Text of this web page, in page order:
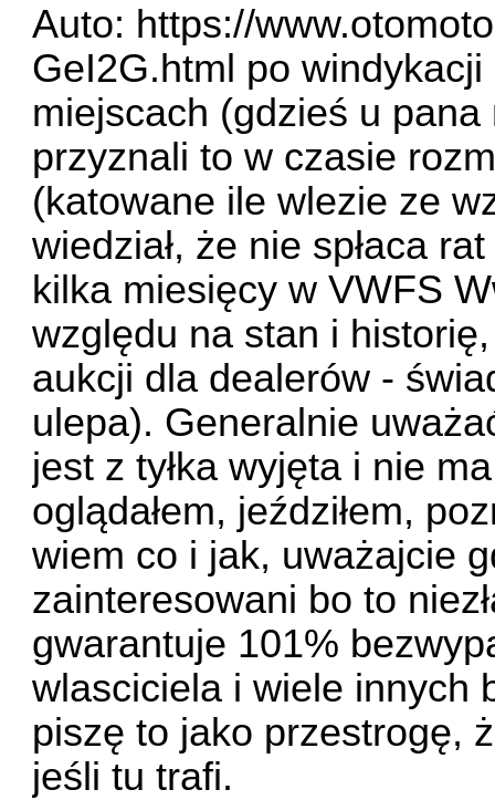
Auto: https://
GeI2G.html po
miejscach (gdzieś u
przyznali to w czasie
(katowane ile wlezie ze
wiedział, że nie spłaca
kilka miesięcy w VWFS
względu na stan i
aukcji dla dealerów -
ulepa). Generalnie
jest z tyłka wyjęta i nie
oglądałem, jeździłem,
wiem co i jak, uważajcie
zainteresowani bo to
gwarantuje 101%
wlasciciela i wiele innych
piszę to jako przestrogę,
jeśli tu trafi.